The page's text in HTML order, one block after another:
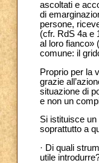
ascoltati e
di
persone,
(cfr. RdS 4a e
al loro fianco»
comune: il
Proprio per la
grazie
situazione di
e non un
Si istituisce
soprattutto a
· Di quali
utile